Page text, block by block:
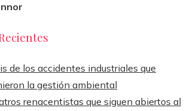
de los accidentes industriales que
la gestión ambiental
renacentistas que siguen abiertos al